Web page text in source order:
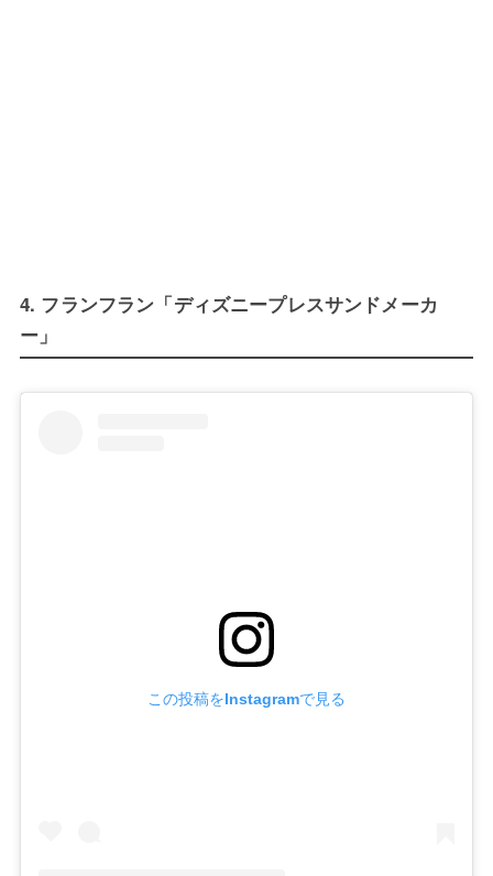
4. フランフラン「ディズニープレスサンドメーカ
ー」
この投稿をInstagramで見る